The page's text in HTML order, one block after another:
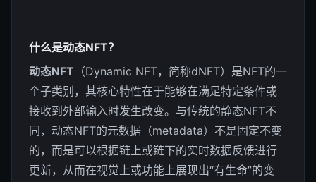
什么是动态NFT？
动态NFT （Dynamic NFT，简称dNFT）是NFT的一
个子类别，其核心特性在于能够在满足特定条件或
接收到外部输入时发生改变。与传统的静态NFT不
同，动态NFT的元数据（metadata）不是固定不变
的，而是可以根据链上或链下的实时数据反馈进行
更新，从而在视觉上或功能上展现出“有生命”的变